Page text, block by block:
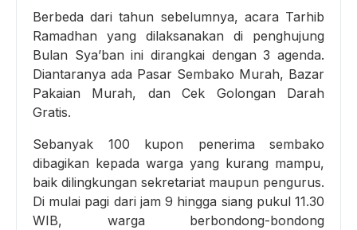
Berbeda dari tahun sebelumnya, acara Tarhib
Ramadhan yang dilaksanakan di penghujung
Bulan Sya’ban ini dirangkai dengan 3 agenda.
Diantaranya ada Pasar Sembako Murah, Bazar
Pakaian Murah, dan Cek Golongan Darah
Gratis.
Sebanyak 100 kupon penerima sembako
dibagikan kepada warga yang kurang mampu,
baik dilingkungan sekretariat maupun pengurus.
Di mulai pagi dari jam 9 hingga siang pukul 11.30
WIB, warga berbondong-bondong